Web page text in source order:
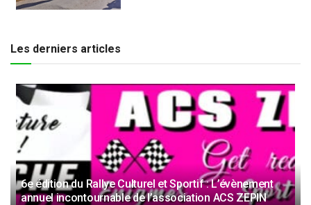
Les derniers articles
6e édition du Rallye Culturel et Sportif : L’évènement
annuel incontournable de l’association ACS ZEPIN